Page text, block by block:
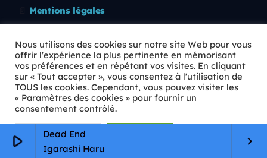
play_arrow
Dead End
Igarashi Haru
keyboard_arrow_right
Mentions légales
🛡️ RGPD
Copyright © 2026 Animkids. Tous droits réservés.
Nous utilisons des cookies sur notre site Web pour vous
offrir l'expérience la plus pertinente en mémorisant
vos préférences et en répétant vos visites. En cliquant
sur « Tout accepter », vous consentez à l'utilisation de
TOUS les cookies. Cependant, vous pouvez visiter les
« Paramètres des cookies » pour fournir un
consentement contrôlé.
Paramètres Cookie